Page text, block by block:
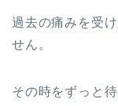
過去の痛みを受
せん。
その時をずっと